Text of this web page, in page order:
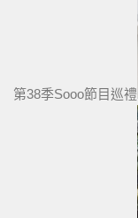
第38季Sooo節目巡禮